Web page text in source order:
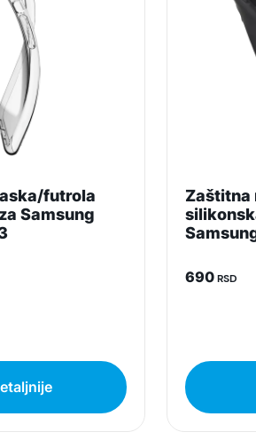
artikala budu što tačnije i
futrola
Samsung
Zaštitna
690RSD